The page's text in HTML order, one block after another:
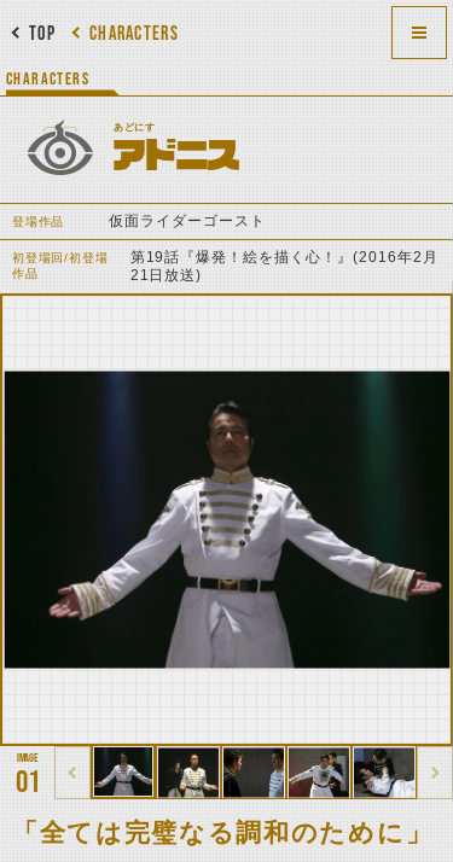
CHARACTERS
TOP
CHARACTERS
あどにす
アドニス
登場作品 仮面ライダーゴースト
初登場回/初登場
作品
第19話『爆発！絵を描く心！』(2016年2月
21日放送)
01
「全ては完璧なる調和のために」